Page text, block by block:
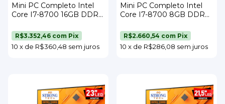
Mini PC Completo Intel
Core I7-8700 16GB DDR4
23" Teclado e Mouse
Strong Tech
10 x de R$360,48 sem juros
R$3.352,46 com Pix
Mini PC Completo Intel
Core I7-8700 8GB DDR4
21,5" Teclado e Mouse
Strong Tech
10 x de R$286,08 sem juros
R$2.660,54 com Pix